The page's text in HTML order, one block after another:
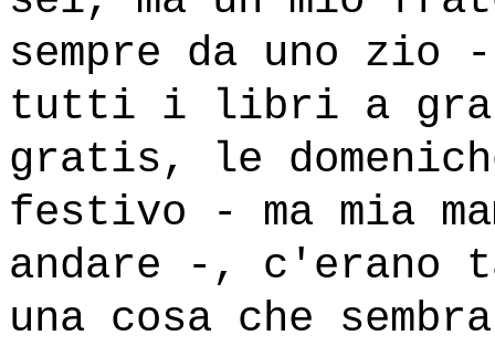
sempre da uno zio
tutti i libri a
gratis, le
festivo - ma mia
andare -, c'erano
una cosa che